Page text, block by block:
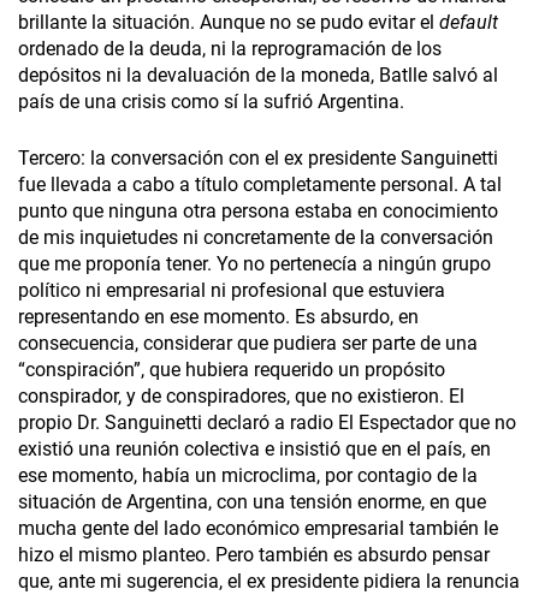
brillante la situación. Aunque no se pudo evitar el default
ordenado de la deuda, ni la reprogramación de los
depósitos ni la devaluación de la moneda, Batlle salvó al
país de una crisis como sí la sufrió Argentina.
Tercero: la conversación con el ex presidente Sanguinetti
fue llevada a cabo a título completamente personal. A tal
punto que ninguna otra persona estaba en conocimiento
de mis inquietudes ni concretamente de la conversación
que me proponía tener. Yo no pertenecía a ningún grupo
político ni empresarial ni profesional que estuviera
representando en ese momento. Es absurdo, en
consecuencia, considerar que pudiera ser parte de una
“conspiración”, que hubiera requerido un propósito
conspirador, y de conspiradores, que no existieron. El
propio Dr. Sanguinetti declaró a radio El Espectador que no
existió una reunión colectiva e insistió que en el país, en
ese momento, había un microclima, por contagio de la
situación de Argentina, con una tensión enorme, en que
mucha gente del lado económico empresarial también le
hizo el mismo planteo. Pero también es absurdo pensar
que, ante mi sugerencia, el ex presidente pidiera la renuncia